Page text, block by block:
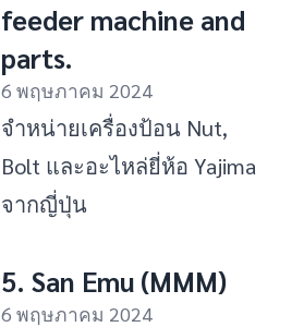
feeder machine and
parts.
6 พฤษภาคม 2024
จำหน่ายเครื่องป้อน Nut,
Bolt และอะไหล่ยี่ห้อ Yajima
จากญี่ปุ่น
5. San Emu (MMM)
6 พฤษภาคม 2024